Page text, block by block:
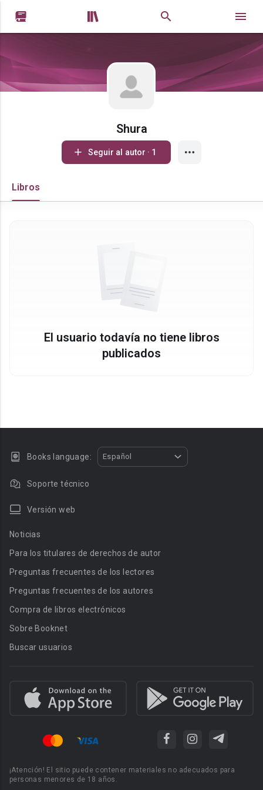
 
Shura
Seguir al autor · 1
Libros
El usuario todavía no tiene libros
publicados
Books language: Español
Soporte técnico
Versión web
Noticias
Para los titulares de derechos de autor
Preguntas frecuentes de los lectores
Preguntas frecuentes de los autores
Compra de libros electrónicos
Sobre Booknet
Buscar usuarios
¡Atención! El sitio puede contener materiales no adecuados para
personas menores de 18 años.